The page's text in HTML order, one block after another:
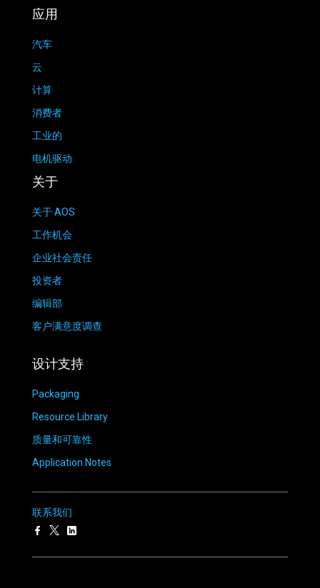
应用
汽车
云
计算
消费者
工业的
电机驱动
关于
关于 AOS
工作机会
企业社会责任
投资者
编辑部
客户满意度调查
设计支持
Packaging
Resource Library
质量和可靠性
Application Notes
联系我们